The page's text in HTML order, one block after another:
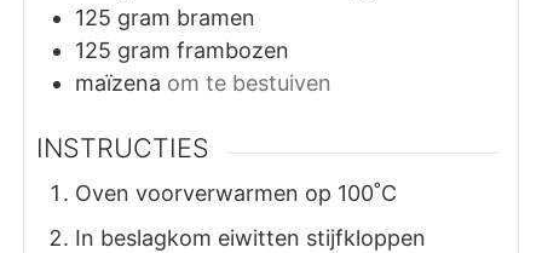
125 gram bramen
125 gram frambozen
maïzena om te bestuiven
INSTRUCTIES
Oven voorverwarmen op 100˚C
In beslagkom eiwitten stijfkloppen